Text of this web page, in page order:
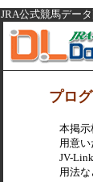
JRA公式競馬デー
プロ
本掲示
用意い
JV-
用法